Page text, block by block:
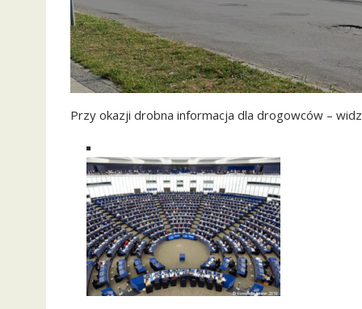
Przy okazji drobna informacja dla drogowców –